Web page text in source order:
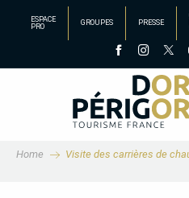
principal
ESPACE
PRO
GROUPES PRESSE
Home Visite des carrières de